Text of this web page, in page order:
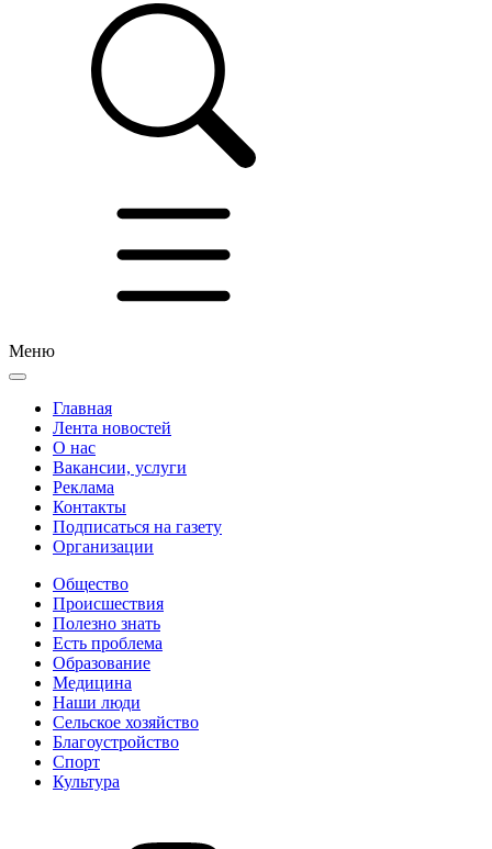
Меню
Главная
Лента новостей
О нас
Вакансии, услуги
Реклама
Контакты
Подписаться на газету
Организации
Общество
Происшествия
Полезно знать
Есть проблема
Образование
Медицина
Наши люди
Сельское хозяйство
Благоустройство
Спорт
Культура